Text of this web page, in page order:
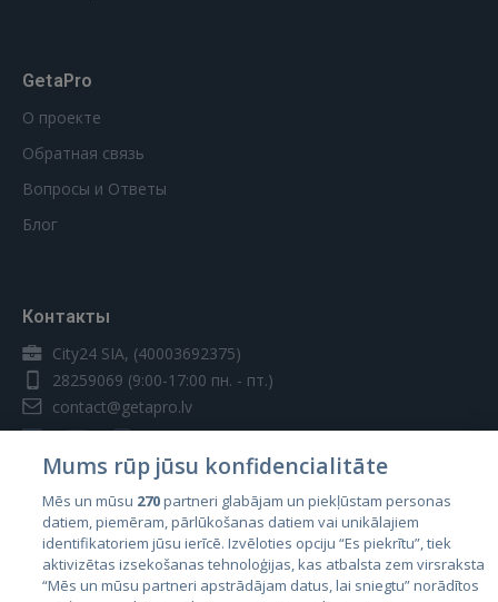
GetaPro
О проекте
Обратная связь
Вопросы и Ответы
Блог
Контакты
City24 SIA, (40003692375)
28259069 (9:00-17:00 пн. - пт.)
contact@getapro.lv
Страны
Эстония
Mums rūp jūsu konfidencialitāte
Mēs un mūsu 270partneri glabājam un piekļūstam personas
datiem, piemēram, pārlūkošanas datiem vai unikālajiem
identifikatoriem jūsu ierīcē. Izvēloties opciju “Es piekrītu”, tiek
aktivizētas izsekošanas tehnoloģijas, kas atbalsta zem virsraksta
“Mēs un mūsu partneri apstrādājam datus, lai sniegtu” norādītos